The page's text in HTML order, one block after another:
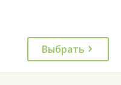
Выбрать